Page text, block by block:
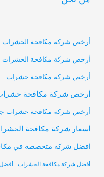
أرخص شركة مكافحة الحشرات
أرخص شركة مكافحة الحشرات
أرخص شركة مكافحة حشرات
أرخص شركة مكافحة حشرات
أرخص شركة مكافحة حشرات
أسعار شركة مكافحة
أفضل شركة متخصصة في
أفضل شركة مكافحة الحشرات